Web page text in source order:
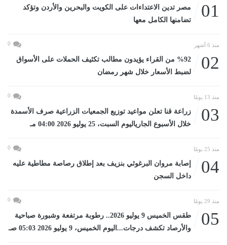
01
مصر تدين الاعتداءات على الكويت والبحرين والأردن وتؤكد
تضامنها الكامل معها
منذ 6 أشهر 0
02
%92 من القراء يؤيدون مطالب تكثيف الحملات على الأسواق
لضبط الأسعار خلال شهر رمضان
منذ 13 يومًا 0
03
زراعة قنا تعلن مواعيد توزيع الجمعيات الزراعية صرف الأسمدة
خلال الأسبوع الجارياليوم السبت، 25 يوليو 2026 04:00 مـ
منذ 25 يومًا 0
04
إصابة مروان البرغوثي بنزيف بعد إطلاق رصاصة مطاطية عليه
داخل السجن
منذ 29 يومًا 0
05
طقس الخميس 9 يوليو 2026.. رطوبة مرتفعة وشبورة صباحية
والأرصاد تكشف درجات...اليوم الخميس، 9 يوليو 2026 05:03 صـ